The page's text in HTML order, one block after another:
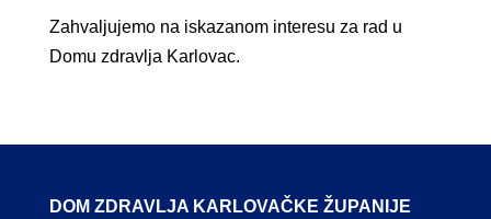
Zahvaljujemo na iskazanom interesu za rad u
Domu zdravlja Karlovac.
DOM ZDRAVLJA KARLOVAČKE ŽUPANIJE